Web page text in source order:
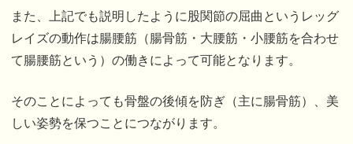
また、上記でも説明したように股関節の屈曲というレッグ
レイズの動作は腸腰筋（腸骨筋・大腰筋・小腰筋を合わせ
て腸腰筋という）の働きによって可能となります。
そのことによっても骨盤の後傾を防ぎ（主に腸骨筋）、美
しい姿勢を保つことにつながります。